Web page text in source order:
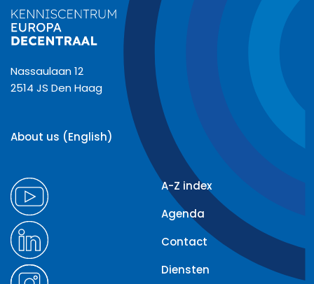
Nassaulaan 12
2514 JS Den Haag
About us (English)
A-Z index
Agenda
Contact
Diensten